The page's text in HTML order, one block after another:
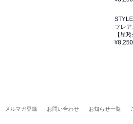
フレ
【星
¥8,250
メルマガ登録 お問い合わせ お知らせ一覧